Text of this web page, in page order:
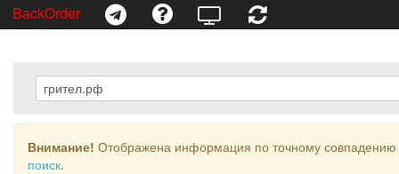
BackOrder
Внимание! Отображена информация по точному
поиск.